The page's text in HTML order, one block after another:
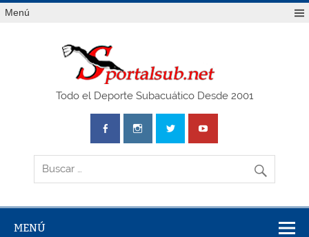
Saltar
alMenú
Todo el Deporte Subacuático Desde 2001
MENÚ